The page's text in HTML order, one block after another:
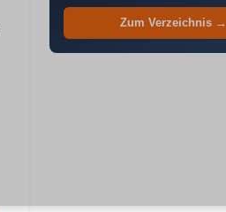
Zum Verzeichnis →